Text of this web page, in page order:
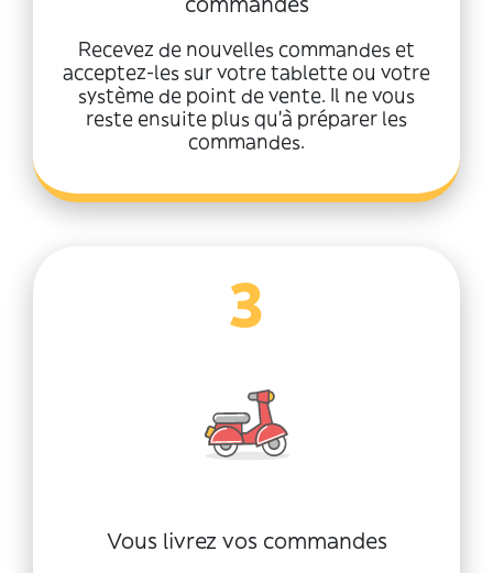
Recevez de nouvelles commandes et
acceptez-les sur votre tablette ou votre
système de point de vente. Il ne vous
reste ensuite plus qu'à préparer les
commandes.
3
Vous livrez vos commandes